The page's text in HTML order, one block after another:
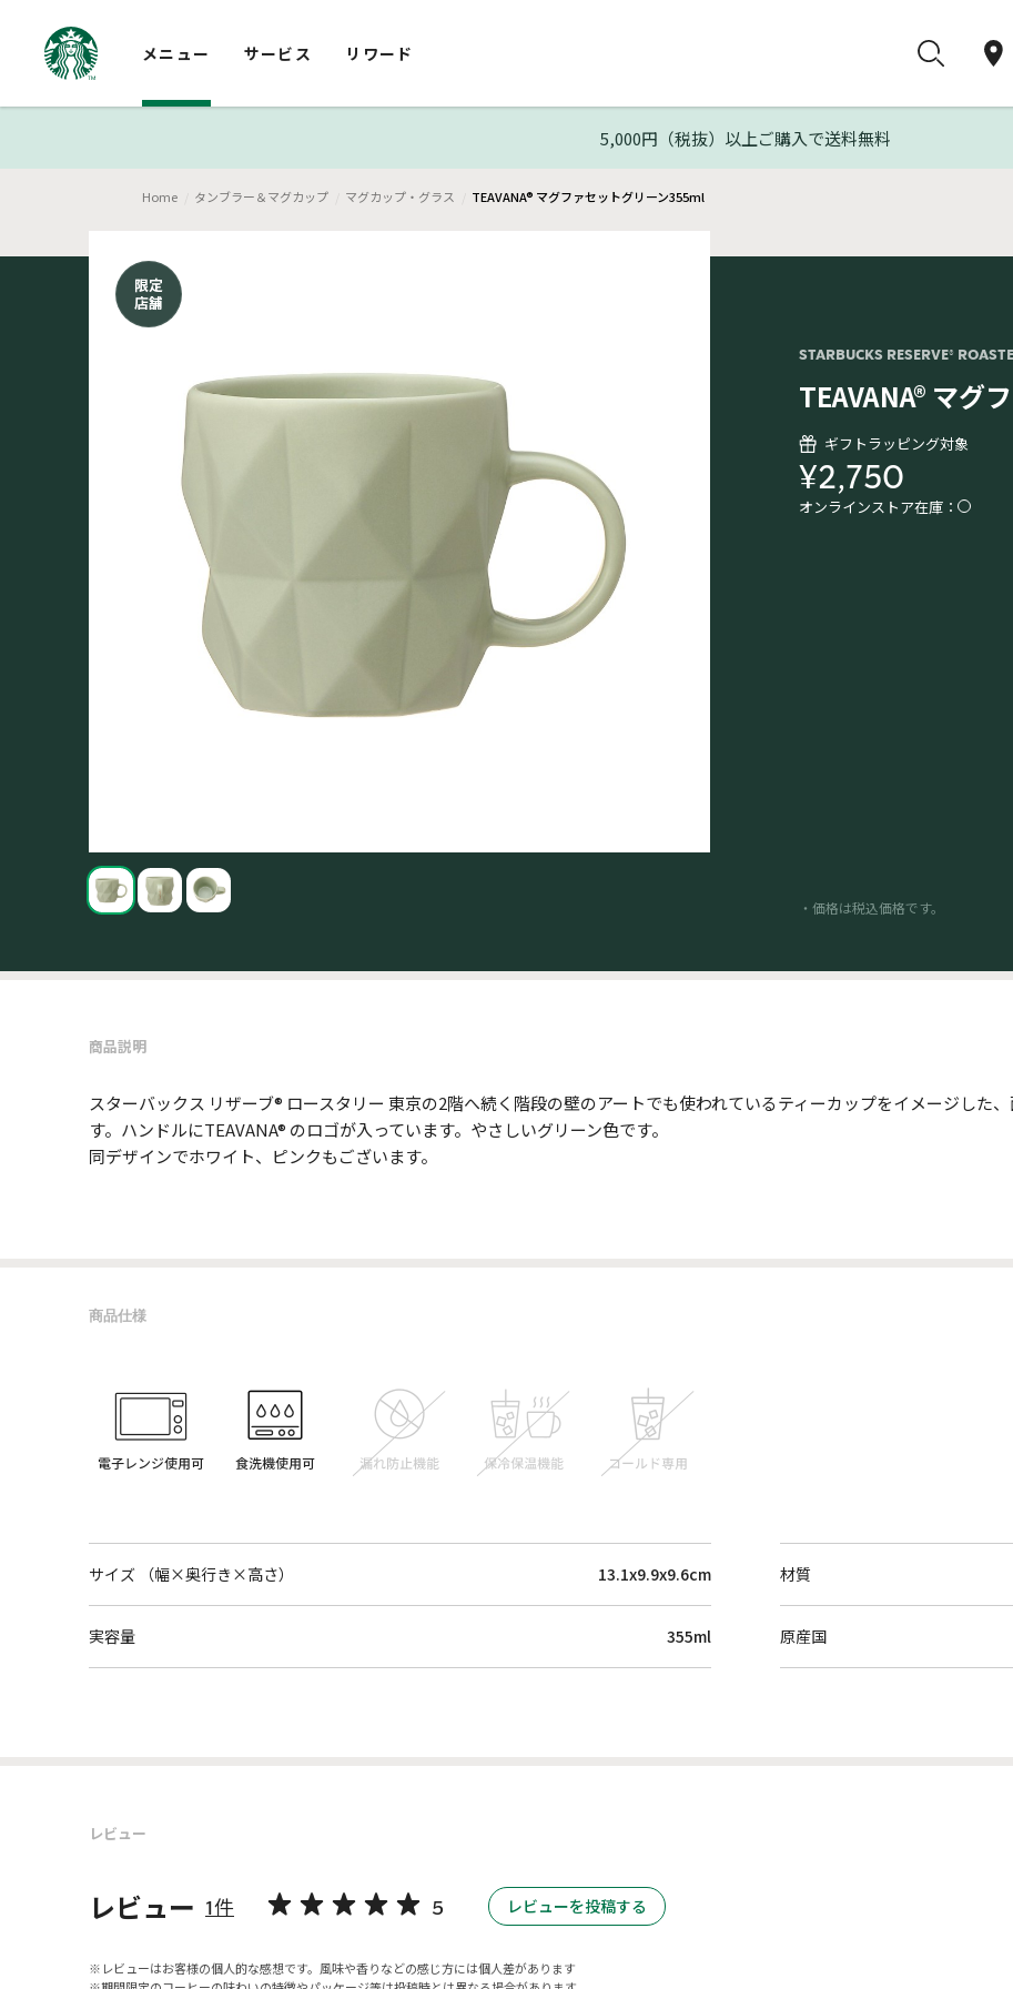
メニュー サービス リワード
5,000円（税抜）以上ご購入で送料無料
Home タンブラー＆マグカップ マグカップ・グラス TEAVANA® マグファセットグリーン355ml
限定
店舗
STARBUCKS RESERVE®
TEAVANA® マグ
ギフトラッピング対象
¥2,750
オンラインストア在庫：
・価格は税込価格です。
商品説明
スターバックス リザーブ® ロースタリー 東京の2階へ続く階段の壁のアートでも使われているティーカップをイメージした
す。ハンドルにTEAVANA® のロゴが入っています。やさしいグリーン色です。
同デザインでホワイト、ピンクもございます。
商品仕様
サイズ （幅×奥行き×高さ） 13.1x9.9x9.6cm
実容量 355ml
材質
原産国
レビュー
レビュー 1件 5 レビューを投稿する
レビューはお客様の個人的な感想です。風味や香りなどの感じ方には個人差があります